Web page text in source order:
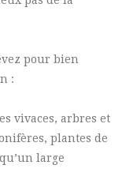
pour bien
:
vivaces, arbres et
plantes de
large